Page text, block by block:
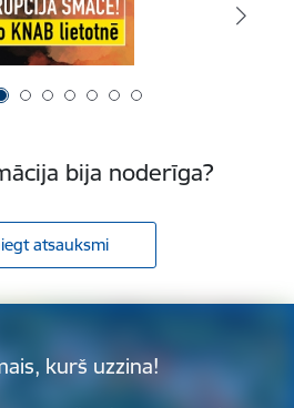
bija noderīga?
atsauksmi
kurš uzzina!